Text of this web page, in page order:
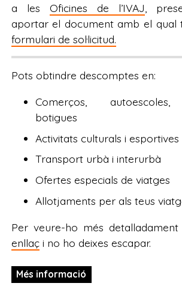
a les Oficines de l’IVAJ ,
aportar el document amb el qual
formulari de sol·licitud.
Pots obtindre descomptes en:
Comerços, autoescoles,
botigues
Activitats culturals i esportives
Transport urbà i interurbà
Ofertes especials de viatges
Allotjaments per als teus
Per veure-ho més
enllaçi no ho deixes escapar.
Més informació